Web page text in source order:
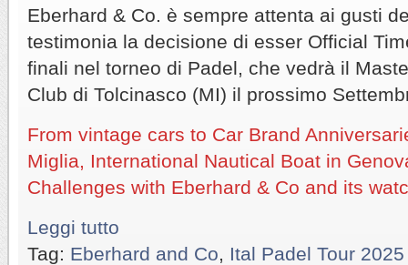
Eberhard & Co. è sempre attenta ai gusti
testimonia la decisione di esser Official
finali nel torneo di Padel, che vedrà il
Club di Tolcinasco (MI) il prossimo
From vintage cars to Car Brand
Miglia, International Nautical Boat in
Challenges with Eberhard & Co and its
Leggi tutto
Tag: Eberhard and Co Ital Padel Tour 2025